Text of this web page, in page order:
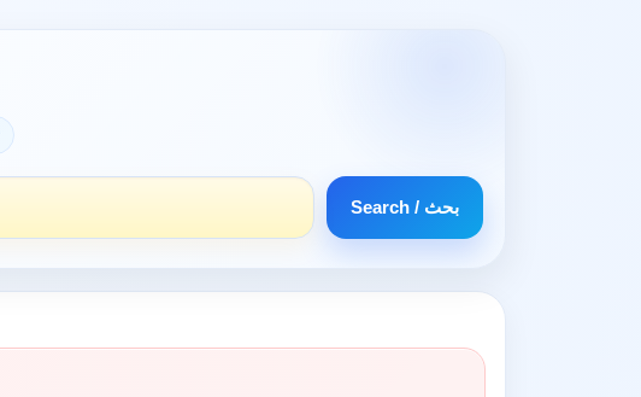
Search / بحث